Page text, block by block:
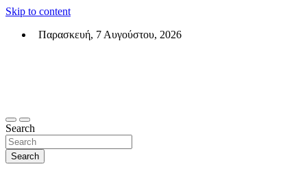
Skip to content
Παρασκευή, 7 Αυγούστου, 2026
Search
Search